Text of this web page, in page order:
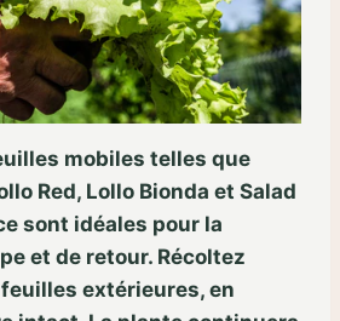
mobiles telles que
Red, Lollo Bionda et Salad
sont idéales pour la
et de retour. Récoltez
extérieures, en